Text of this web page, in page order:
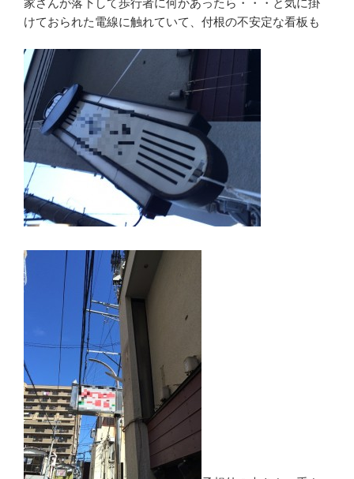
けておられた電線に触れていて、付根の不安定な看板も